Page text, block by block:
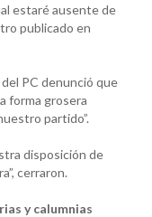
estaré ausente de
publicado en
PC denunció que
forma grosera
partido”.
disposición de
cerraron.
y calumnias